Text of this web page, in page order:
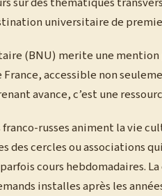
universitaire de
(BNU) merite une
accessible non
avance, c’est une
russes animent la vie
des cercles ou associations
cours hebdomadaires.
installes après les